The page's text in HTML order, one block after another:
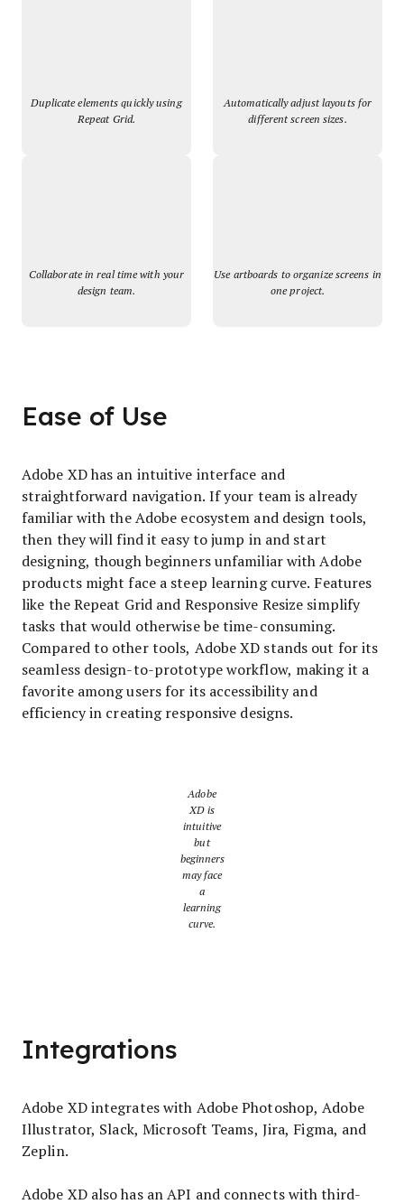
Duplicate elements quickly using
Repeat Grid.
Automatically adjust layouts for
different screen sizes.
Collaborate in real time with your
design team.
Use artboards to organize screens in
one project.
Ease of Use
Adobe XD has an intuitive interface and
straightforward navigation. If your team is already
familiar with the Adobe ecosystem and design tools,
then they will find it easy to jump in and start
designing, though beginners unfamiliar with Adobe
products might face a steep learning curve. Features
like the Repeat Grid and Responsive Resize simplify
tasks that would otherwise be time-consuming.
Compared to other tools, Adobe XD stands out for its
seamless design-to-prototype workflow, making it a
favorite among users for its accessibility and
efficiency in creating responsive designs.
Adobe
XD is
intuitive
but
beginners
may face
a
learning
curve.
Integrations
Adobe XD integrates with Adobe Photoshop, Adobe
Illustrator, Slack, Microsoft Teams, Jira, Figma, and
Zeplin.
Adobe XD also has an API and connects with third-